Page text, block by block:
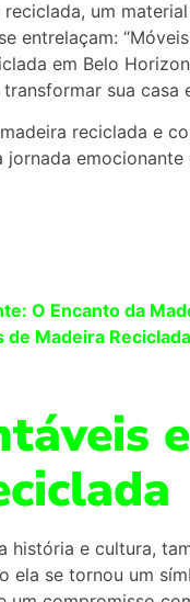
um
entrelaçam:
em Belo
sua
reciclada e
jornada
O Encanto da
Madeira
história e cultura,
ela se tornou um